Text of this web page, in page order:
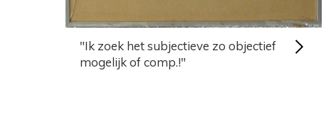
"Ik zoek het subjectieve zo objectief
mogelijk of comp.!"